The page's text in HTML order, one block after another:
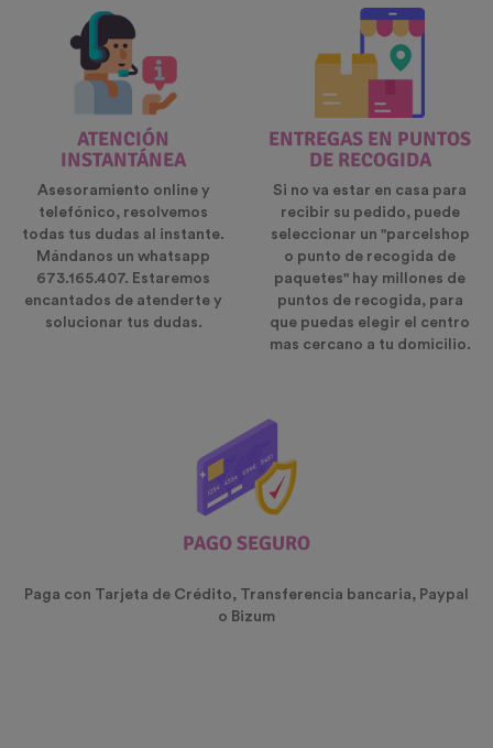
ATENCIÓN
INSTANTÁNEA
Asesoramiento online y
telefónico, resolvemos
todas tus dudas al instante.
Mándanos un whatsapp
673.165.407. Estaremos
encantados de atenderte y
solucionar tus dudas.
ENTREGAS EN PUNTOS
DE RECOGIDA
Si no va estar en casa para
recibir su pedido, puede
seleccionar un "parcelshop
o punto de recogida de
paquetes" hay millones de
puntos de recogida, para
que puedas elegir el centro
mas cercano a tu domicilio.
PAGO SEGURO
Paga con Tarjeta de Crédito, Transferencia bancaria, Paypal
o Bizum